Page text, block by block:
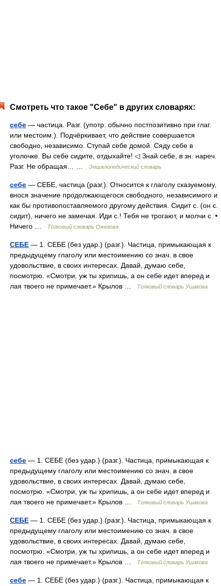
Смотреть что такое "Себе" в других словарях:
себе — частица. Разг. (употр. обычно постпозитивно при глаг.
или местоим.). Подчёркивает, что действие совершается
свободно, независимо. Ступай себе домой. Сяду себе в
уголочке. Вы себе сидите, отдыхайте! ◁ Знай себе, в зн. нареч.
Разг. Не обращая… …
Энциклопедический словарь
себе — СЕБЕ, частица (разг.). Относится к глаголу сказуемому,
внося значение продолжающегося свободного, независимого и
как бы противопоставляемого другому действия. Сидит с. (он с.
сидит), ничего не замечая. Иди с.! Тебя не трогают, и молчи с. •
Ничего …
Толковый словарь Ожегова
СЕБЕ — 1. СЕБЕ (без удар.) (разг.). Частица, примыкающая к
предыдущему глаголу или местоимению со знач. в свое
удовольствие, в своих интересах. Давай, думаю себе,
посмотрю. «Смотри, уж ты хрипишь, а он себе идет вперед и
лая твоего не примечает.» Крылов …
Толковый словарь Ушакова
себе — 1. СЕБЕ (без удар.) (разг.). Частица, примыкающая к
предыдущему глаголу или местоимению со знач. в свое
удовольствие, в своих интересах. Давай, думаю себе,
посмотрю. «Смотри, уж ты хрипишь, а он себе идет вперед и
лая твоего не примечает.» Крылов …
Толковый словарь Ушакова
СЕБЕ — 1. СЕБЕ (без удар.) (разг.). Частица, примыкающая к
предыдущему глаголу или местоимению со знач. в свое
удовольствие, в своих интересах. Давай, думаю себе,
посмотрю. «Смотри, уж ты хрипишь, а он себе идет вперед и
лая твоего не примечает.» Крылов …
Толковый словарь Ушакова
себе — 1. СЕБЕ (без удар.) (разг.). Частица, примыкающая к